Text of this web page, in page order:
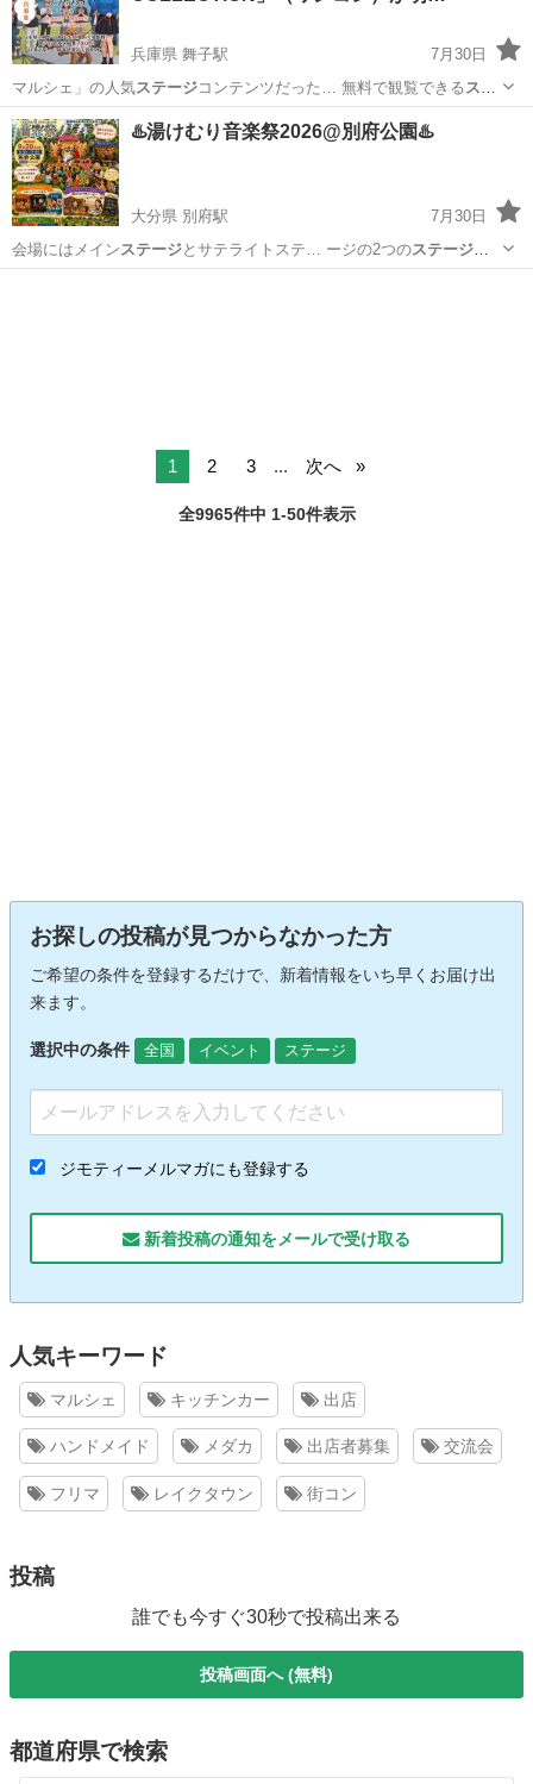
兵庫県 舞子駅
7月30日
マルシェ」の人気ステージコンテンツだった… 無料で観覧できる ステ
ージではアーティスト… 緒に出演するプロステージと一般参加も募
集… 販60店/日 ステージ出演24組（プロ… aikoステージ出演応募フォ
ーム…
兵庫 神戸市 舞子駅 地域/お祭り ランウェイ
♨️湯けむり音楽祭2026@別府公園♨️
大分県 別府駅
7月30日
会場にはメイン ステージとサテライトステ… ージの2つのステージを
設置！ バンド… 内容】 ・メインステージライブ ・サテラ… イトステ
1 2 3 ... 次へ
全9965件中 1-50件表示
お探しの投稿が見つからなかった方
ご希望の条件を登録するだけで、新着情報をいち早くお届け出
来ます。
選択中の条件 全国 イベント ステージ
ジモティーメルマガにも登録する
新着投稿の通知をメールで受け取る
人気キーワード
マルシェ キッチンカー 出店
ハンドメイド メダカ 出店者募集 交流会
フリマ レイクタウン 街コン
投稿
誰でも今すぐ30秒で投稿出来る
投稿画面へ (無料)
都道府県で検索